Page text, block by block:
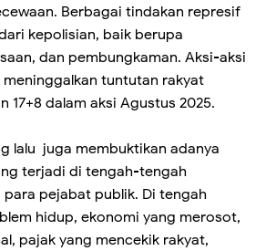
Berbagai tindakan represif
kepolisian, baik berupa
dan pembungkaman. Aksi-aksi
meninggalkan tuntutan rakyat
17+8 dalam aksi Agustus 2025.
lalu juga membuktikan adanya
terjadi di tengah-tengah
pejabat publik. Di tengah
hidup, ekonomi yang merosot,
pajak yang mencekik rakyat,